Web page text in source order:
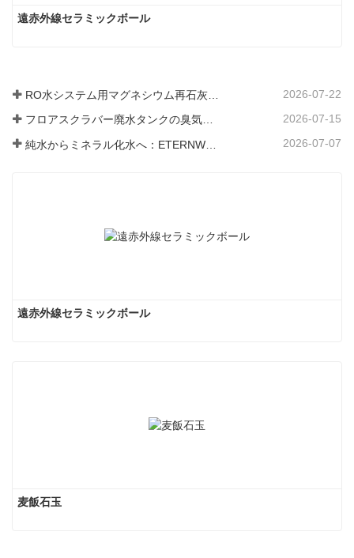
遠赤外線セラミックボール
2026-07-22
フロアスクラバー廃水タンクの臭気と細菌の発生を防ぐ方法 2026-07-15
2026-07-07
遠赤外線セラミックボール
麦飯石玉